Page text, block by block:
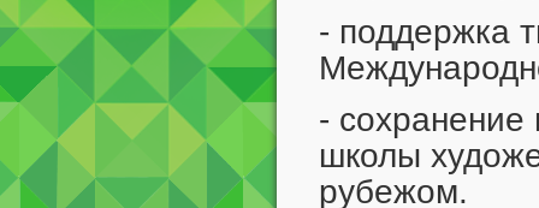
- поддержка
- сохранение
школы
рубежом.